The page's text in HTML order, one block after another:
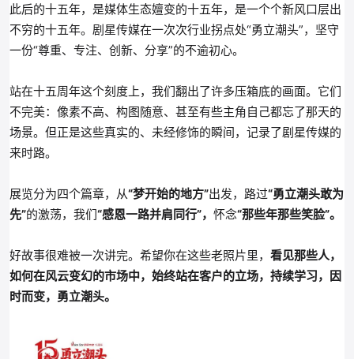
此后的十五年，是媒体生态嬗变的十五年，是一个个新风口层出
不穷的十五年。剧星传媒在一次次行业拐点处“勇立潮头”，坚守
一份“尊重、专注、创新、分享”的不逾初心。
站在十五周年这个刻度上，我们翻出了许多压箱底的画面。它们
不完美：像素不高、构图随意、甚至有些主角自己都忘了那天的
场景。但正是这些真实的、未经修饰的瞬间，记录了剧星传媒的
来时路。
展览分为四个篇章， 从“梦开始的地方”出发，路过“勇立潮头敢为
先”的激荡，我们“感恩一路并肩同行”， 怀念“那些年那些笑脸”。
好故事很难被一次讲完。希望你在这些老照片里， 看见那些人，
如何在风云变幻的市场中，始终站在客户的立场，持续学习，因
时而变，勇立潮头。